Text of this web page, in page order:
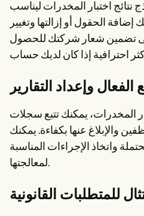
اختبار المخدرات ليناسب
الحقول أو إزالتها وتغيير
تضمين شعار شركتك للحصول
الفعال وإعداد التقارير
المخدرات، يمكنك تتبع سجلات
والإبلاغ عنها بكفاءة. يمكنك
واتخاذ الإجراءات المناسبة
لمعالجتها.
للمتطلبات القانونية